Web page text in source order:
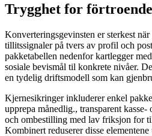
Trygghet for
Konverteringsgevinsten er sterkest när
tillitssignaler på tvers av profil och
pakketabellen nedenfor kartlegger
sosiale bevismål til konkrete nivåer.
en tydelig driftsmodell som kan
Kjernesikringer inkluderer enkel
upprepa månedlig., transparent
och ombestilling med lav friksjon for
Kombinert reduserer disse